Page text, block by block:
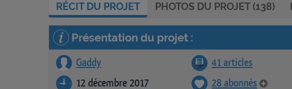
RÉCITDU PROJET PHOTOS DU PROJET (138)
Présentation du projet :
Gaddy 41 articles
12 décembre 2017
28 abonnés